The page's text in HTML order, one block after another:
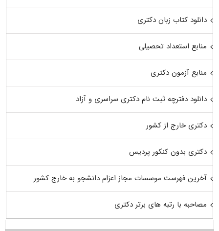
دانلود کتاب زبان دکتری
منابع استعداد تحصیلی
منابع آزمون دکتری
دانلود دفترچه ثبت نام دکتری سراسری و آزاد
دکتری خارج از کشور
دکتری بدون کنکور پردیس
آخرین فهرست موسسات مجاز اعزام دانشجو به خارج کشور
مصاحبه با رتبه های برتر دکتری